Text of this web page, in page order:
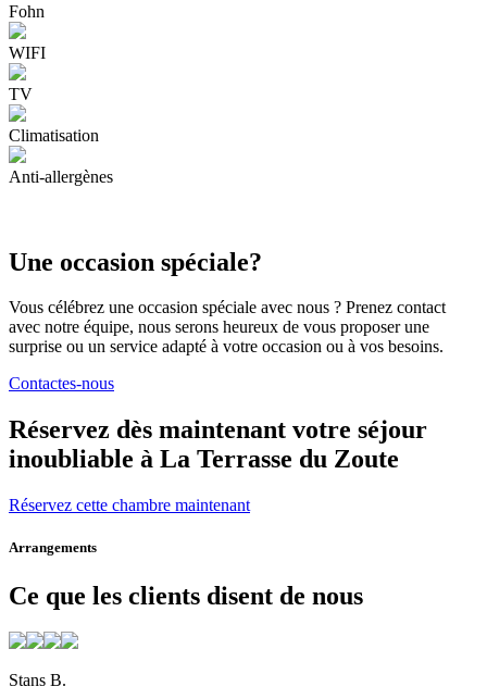
Fohn
WIFI
TV
Climatisation
Anti-allergènes
Une occasion spéciale?
Vous célébrez une occasion spéciale avec nous ? Prenez contact
avec notre équipe, nous serons heureux de vous proposer une
surprise ou un service adapté à votre occasion ou à vos besoins.
Contactes-nous
Réservez dès maintenant votre séjour
inoubliable à La Terrasse du Zoute
Réservez cette chambre maintenant
Arrangements
Ce que les clients disent de nous
Stans B.